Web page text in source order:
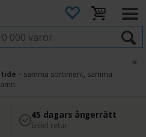
– samma sortiment, samma
×
Säker betalning
med Svea
45 dagars ångerrätt
Enkel retur